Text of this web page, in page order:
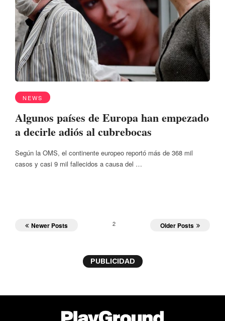
NEWS
Algunos países de Europa han empezado
a decirle adiós al cubrebocas
Según la OMS, el continente europeo reportó más de 368 mil
casos y casi 9 mil fallecidos a causa del …
2
Newer Posts Older Posts
PUBLICIDAD